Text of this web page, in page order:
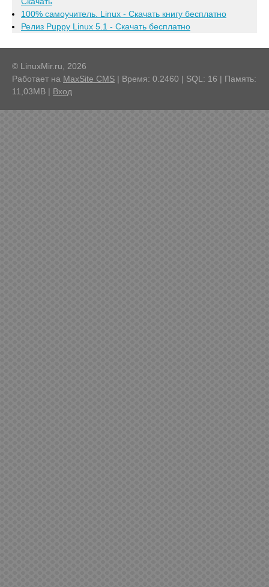
100% самоучитель. Linux - Скачать книгу бесплатно
Релиз Puppy Linux 5.1 - Скачать бесплатно
© LinuxMir.ru, 2026
Работает на MaxSite CMS | Время: 0.2460 | SQL: 16 | Память:
11,03MB | Вход